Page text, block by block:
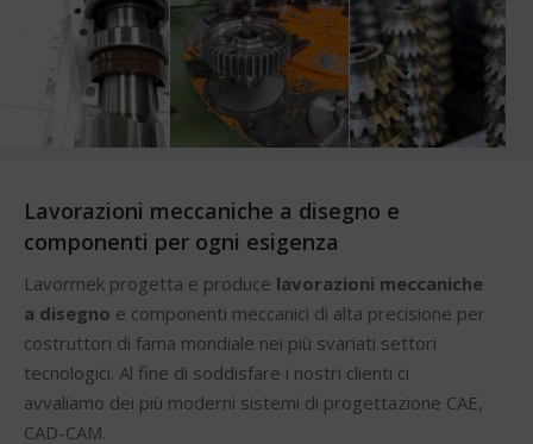
Lavorazioni meccaniche a disegno e
componenti per ogni esigenza
Lavormek progetta e produce lavorazioni meccaniche
a disegno e componenti meccanici di alta precisione per
costruttori di fama mondiale nei più svariati settori
tecnologici. Al fine di soddisfare i nostri clienti ci
avvaliamo dei più moderni sistemi di progettazione CAE,
CAD-CAM.